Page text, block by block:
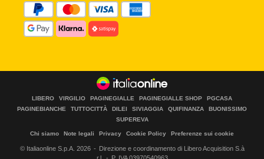
LIBERO VIRGILIO PAGINEGIALLE PAGINEGIALLE SHOP
PGCASA
PAGINEBIANCHE
TUTTOCITTÀ DILEI SIVIAGGIA QUIFINANZA
BUONISSIMO
SUPEREVA
Chi siamo Note legali Privacy Cookie Policy Preferenze sui cookie
© Italiaonline S.p.A. 2026
Direzione e coordinamento di Libero Acquisition S.à